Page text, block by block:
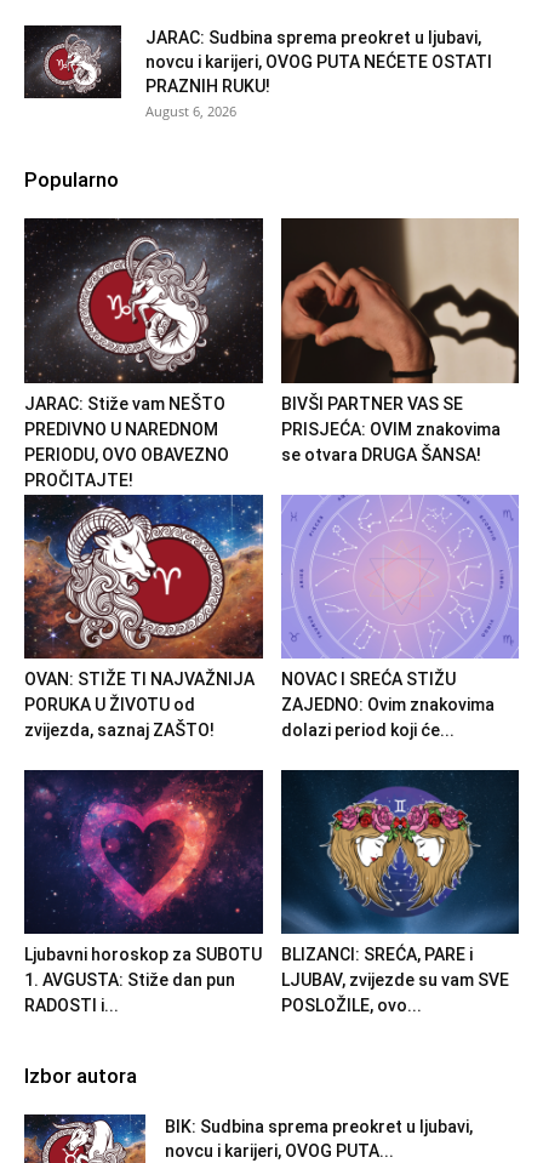
JARAC: Sudbina sprema preokret u ljubavi,
novcu i karijeri, OVOG PUTA NEĆETE OSTATI
PRAZNIH RUKU!
August 6, 2026
Popularno
JARAC: Stiže vam NEŠTO
PREDIVNO U NAREDNOM
PERIODU, OVO OBAVEZNO
PROČITAJTE!
BIVŠI PARTNER VAS SE
PRISJEĆA: OVIM znakovima
se otvara DRUGA ŠANSA!
OVAN: STIŽE TI NAJVAŽNIJA
PORUKA U ŽIVOTU od
zvijezda, saznaj ZAŠTO!
NOVAC I SREĆA STIŽU
ZAJEDNO: Ovim znakovima
dolazi period koji će...
Ljubavni horoskop za SUBOTU
1. AVGUSTA: Stiže dan pun
RADOSTI i...
BLIZANCI: SREĆA, PARE i
LJUBAV, zvijezde su vam SVE
POSLOŽILE, ovo...
Izbor autora
BIK: Sudbina sprema preokret u ljubavi,
novcu i karijeri, OVOG PUTA...